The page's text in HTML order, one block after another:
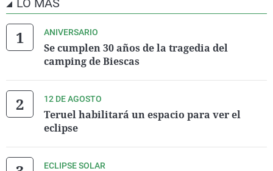
LO MÁS
ANIVERSARIO
Se cumplen 30 años de la tragedia del
camping de Biescas
12 DE AGOSTO
Teruel habilitará un espacio para ver el
eclipse
ECLIPSE SOLAR